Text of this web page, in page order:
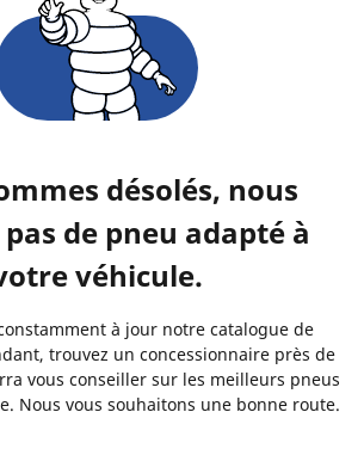
désolés, nous
de pneu adapté à
véhicule.
à jour notre catalogue de
trouvez un concessionnaire près de
vous conseiller sur les meilleurs pneus
Nous vous souhaitons une bonne route.